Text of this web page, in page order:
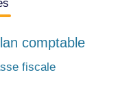
comptable
fiscale